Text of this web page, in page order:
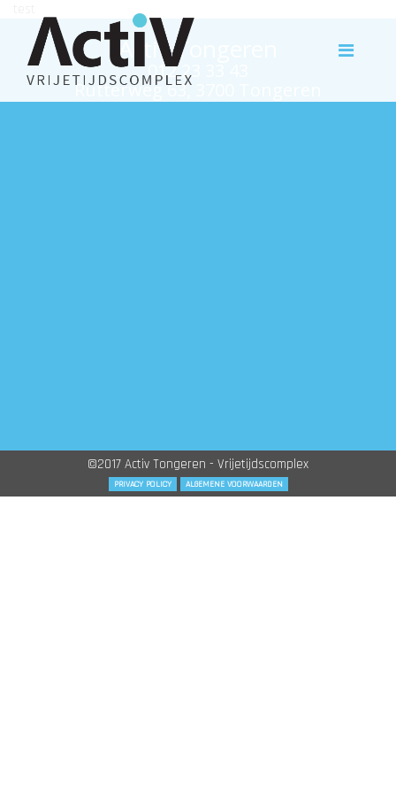
Activ Tongeren
012 23 33 43
Rutterweg 63, 3700 Tongeren
©2017 Activ Tongeren - Vrijetijdscomplex
PRIVACY POLICY ALGEMENE VOORWAARDEN